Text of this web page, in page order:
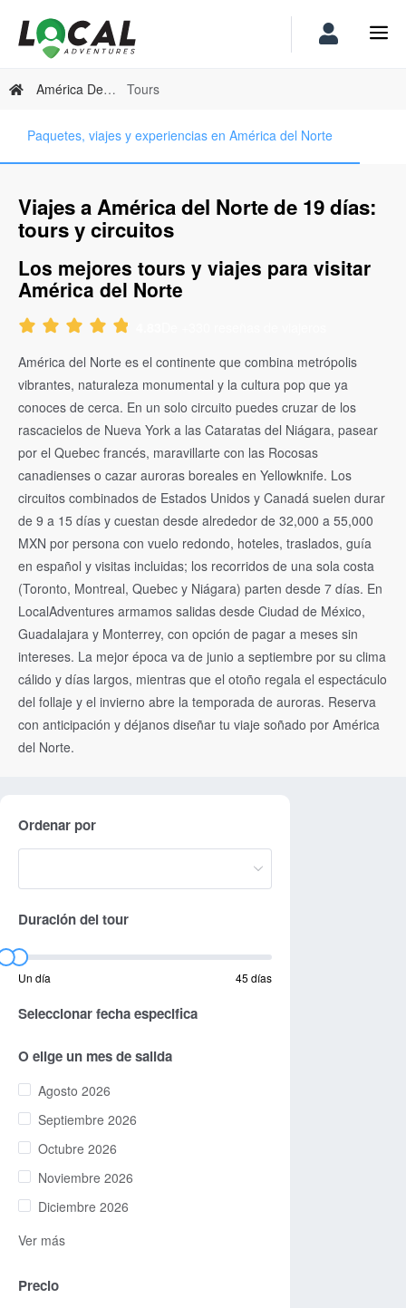
América Del Norte Tours
Paquetes, viajes y experiencias en América del Norte
Viajes a América del Norte de 19 días:
tours y circuitos
Los mejores tours y viajes para visitar
América del Norte
América del Norte es el continente que combina metrópolis
vibrantes, naturaleza monumental y la cultura pop que ya
conoces de cerca. En un solo circuito puedes cruzar de los
rascacielos de Nueva York a las Cataratas del Niágara, pasear
por el Quebec francés, maravillarte con las Rocosas
canadienses o cazar auroras boreales en Yellowknife. Los
circuitos combinados de Estados Unidos y Canadá suelen durar
de 9 a 15 días y cuestan desde alrededor de 32,000 a 55,000
MXN por persona con vuelo redondo, hoteles, traslados, guía
en español y visitas incluidas; los recorridos de una sola costa
(Toronto, Montreal, Quebec y Niágara) parten desde 7 días. En
LocalAdventures armamos salidas desde Ciudad de México,
Guadalajara y Monterrey, con opción de pagar a meses sin
intereses. La mejor época va de junio a septiembre por su clima
cálido y días largos, mientras que el otoño regala el espectáculo
del follaje y el invierno abre la temporada de auroras. Reserva
con anticipación y déjanos diseñar tu viaje soñado por América
del Norte.
Ordenar por
Duración del tour
Un día 45 días
Seleccionar fecha especifica
O elige un mes de salida
Agosto 2026
Septiembre 2026
Octubre 2026
Noviembre 2026
Diciembre 2026
Ver más
Precio